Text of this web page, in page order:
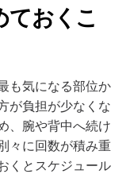
ておくこ
も気になる部位か
が負担が少なくな
、腕や背中へ続け
々に回数が積み重
くとスケジュール